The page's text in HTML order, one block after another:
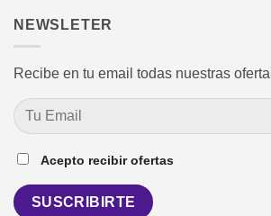
NEWSLETER
Recibe en tu email todas nuestras
Acepto recibir ofertas